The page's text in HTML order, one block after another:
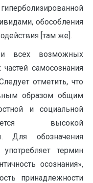
обособления
[там же].
всех возможных
самосознания
отметить, что
образом общим
и социальной
высокой
Для обозначения
термин
осознания»,
принадлежности